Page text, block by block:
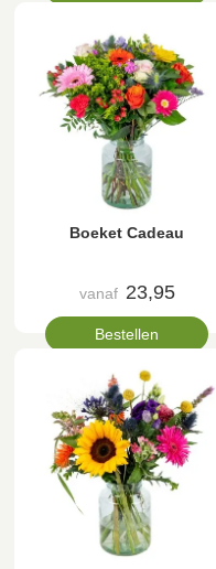
Boeket Cadeau
vanaf 23,95
Bestellen